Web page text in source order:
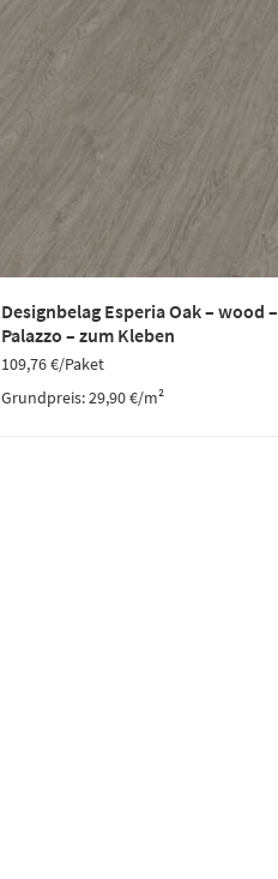
Designbelag Esperia Oak – wood –
Palazzo – zum Kleben
109,76€/Paket
Grundpreis:29,90€/m²